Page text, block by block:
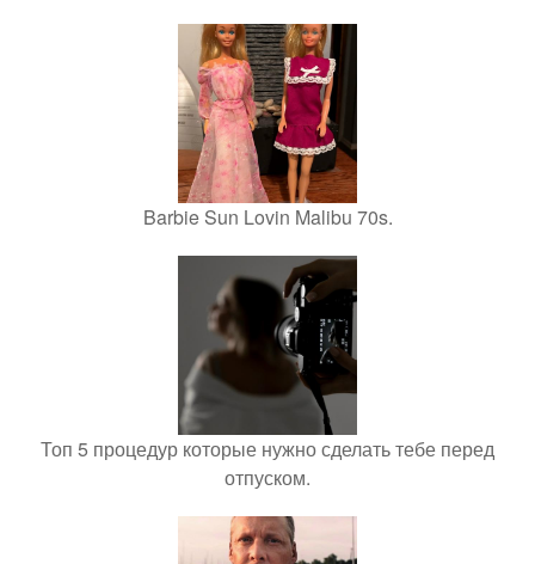
Barbie Sun Lovin Malibu 70s.
Топ 5 процедур которые нужно сделать тебе перед
отпуском.